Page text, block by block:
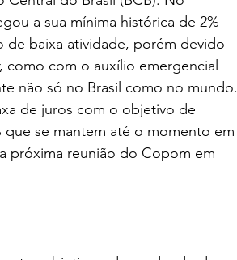
a sua mínima histórica de 2%
de baixa atividade, porém devido
com o auxílio emergencial
não só no Brasil como no mundo.
de juros com o objetivo de
que se mantem até o momento em
próxima reunião do Copom em